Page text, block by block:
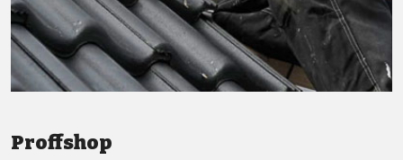
Proffshop